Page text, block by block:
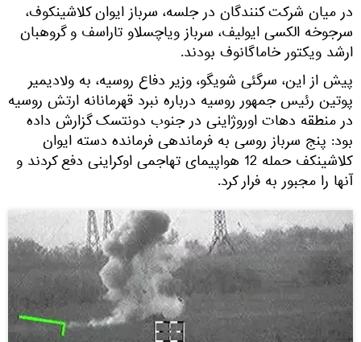
در میان شرکت کنندگان در جلسه، سرباز ایوان کلاشینکوف،
سرجوخه الکسی ایولیف، سرباز ویاچسلاو تاراسف و گروهبان
ارشد ویکتور خاماگانوف بودند.
پیش از این، سرگئی شویگو، وزیر دفاع روسیه، به ولادیمیر
پوتین رئیس جمهور روسیه درباره نبرد قهرمانانه ارتش روسیه
در منطقه دهات اوروژاینی در جنوب دونتسک گزارش داده
بود: پنج سرباز روسی به فرماندهی فرمانده دسته ایوان
کلاشینکف حمله 12 هواپیمای تهاجمی اوکراینی دفع کردند و
آنها را مجبور به فرار کرد.